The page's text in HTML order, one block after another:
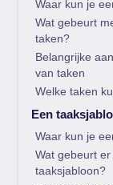
Waar kun je
Wat gebeurt
taken?
Belangrijke
van taken
Welke taken
Een
Waar kun je
Wat gebeurt
taaksjabloon?